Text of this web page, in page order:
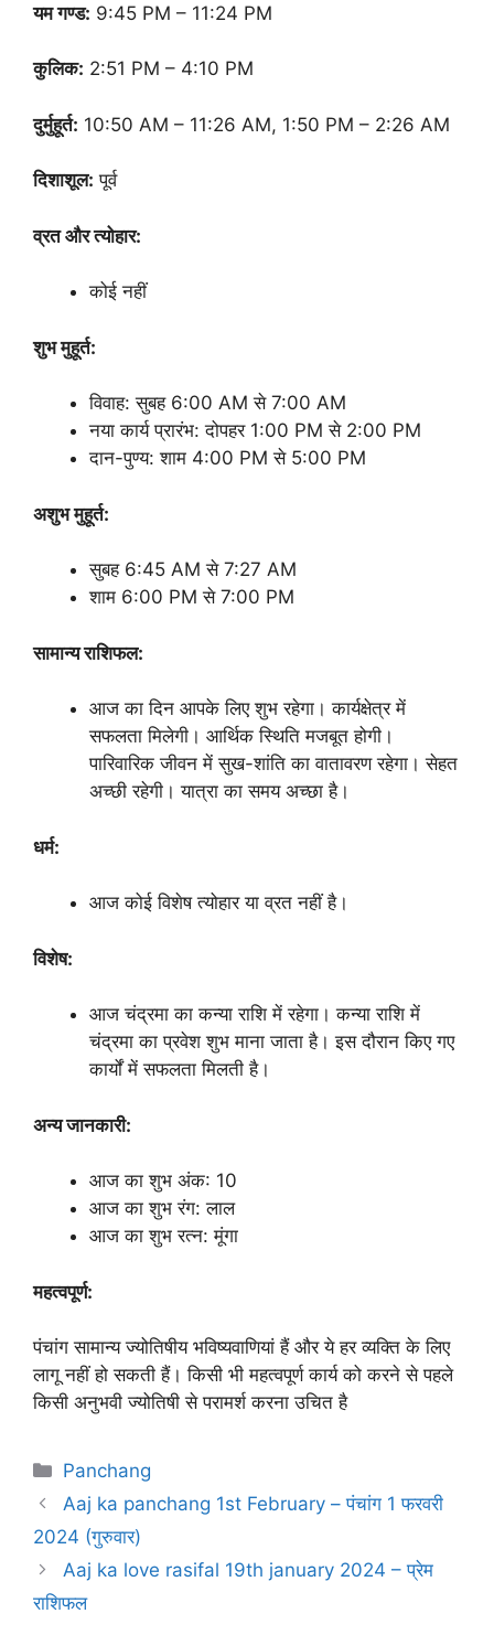
यम गण्ड: 9:45 PM – 11:24 PM
कुलिक: 2:51 PM – 4:10 PM
दुर्मुहूर्त: 10:50 AM – 11:26 AM, 1:50 PM – 2:26 AM
दिशाशूल: पूर्व
व्रत और त्योहार:
कोई नहीं
शुभ मुहूर्त:
विवाह: सुबह 6:00 AM से 7:00 AM
नया कार्य प्रारंभ: दोपहर 1:00 PM से 2:00 PM
दान-पुण्य: शाम 4:00 PM से 5:00 PM
अशुभ मुहूर्त:
सुबह 6:45 AM से 7:27 AM
शाम 6:00 PM से 7:00 PM
सामान्य राशिफल:
आज का दिन आपके लिए शुभ रहेगा। कार्यक्षेत्र में
सफलता मिलेगी। आर्थिक स्थिति मजबूत होगी।
पारिवारिक जीवन में सुख-शांति का वातावरण रहेगा। सेहत
अच्छी रहेगी। यात्रा का समय अच्छा है।
धर्म:
आज कोई विशेष त्योहार या व्रत नहीं है।
विशेष:
आज चंद्रमा का कन्या राशि में रहेगा। कन्या राशि में
चंद्रमा का प्रवेश शुभ माना जाता है। इस दौरान किए गए
कार्यों में सफलता मिलती है।
अन्य जानकारी:
आज का शुभ अंक: 10
आज का शुभ रंग: लाल
आज का शुभ रत्न: मूंगा
महत्वपूर्ण:
पंचांग सामान्य ज्योतिषीय भविष्यवाणियां हैं और ये हर व्यक्ति के लिए
लागू नहीं हो सकती हैं। किसी भी महत्वपूर्ण कार्य को करने से पहले
किसी अनुभवी ज्योतिषी से परामर्श करना उचित है
Categories
Panchang
Aaj ka panchang 1st February – पंचांग 1 फरवरी
2024 (गुरुवार)
Aaj ka love rasifal 19th january 2024 – प्रेम
राशिफल